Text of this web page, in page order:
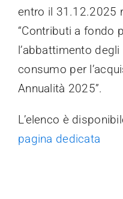
Prodotti
Misure Agevolative
Lavora con Noi
Società Trasparente
entro il 31.12.2025
“Contributi a fondo
l’abbattimento
consumo per
Annualità 2025”.
L’elenco è
pagina dedicata